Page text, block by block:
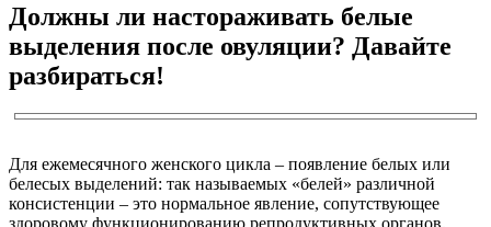
Должны ли настораживать белые
выделения после овуляции? Давайте
разбираться!
Для ежемесячного женского цикла – появление белых или
белесых выделений: так называемых «белей» различной
консистенции – это нормальное явление, сопутствующее
здоровому функционированию репродуктивных органов.